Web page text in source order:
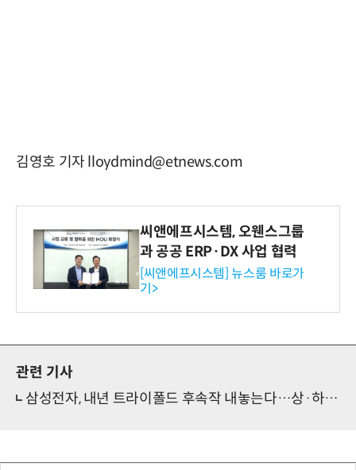
김영호 기자 lloydmind@etnews.com
씨앤에프시스템, 오웬스그룹
과 공공 ERP·DX 사업 협력
[씨앤에프시스템] 뉴스룸 바로가
기>
관련 기사
삼성전자, 내년 트라이폴드 후속작 내놓는다…상·하반기 '4+4' 전략